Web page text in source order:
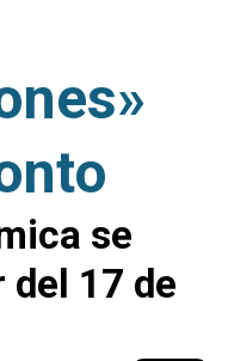
se
17 de